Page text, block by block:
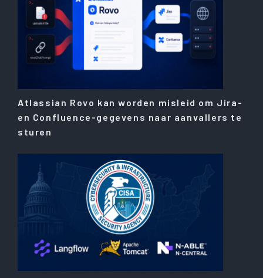
Atlassian Rovo kan worden misleid om Jira-
en Confluence-gegevens naar aanvallers te
sturen